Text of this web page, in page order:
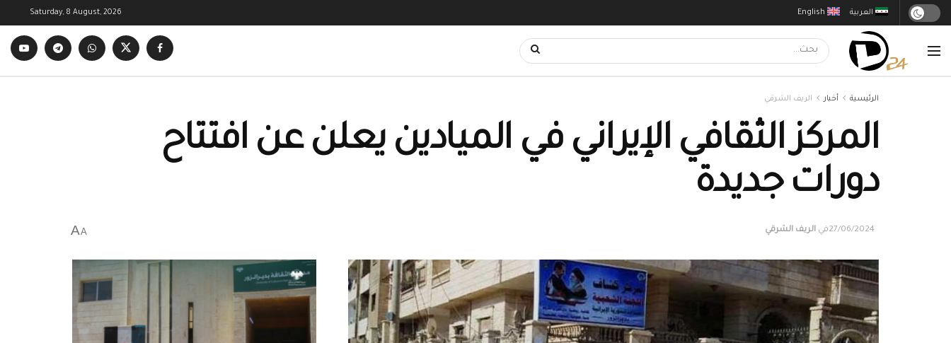
English العربية Saturday, 8 August, 2026
الرئيسية أخبار الريف الشرقي
المركز الثقافي الإيراني في الميادين يعلن عن افتتاح
دورات جديدة
27/06/2024في الريف الشرقي A
A